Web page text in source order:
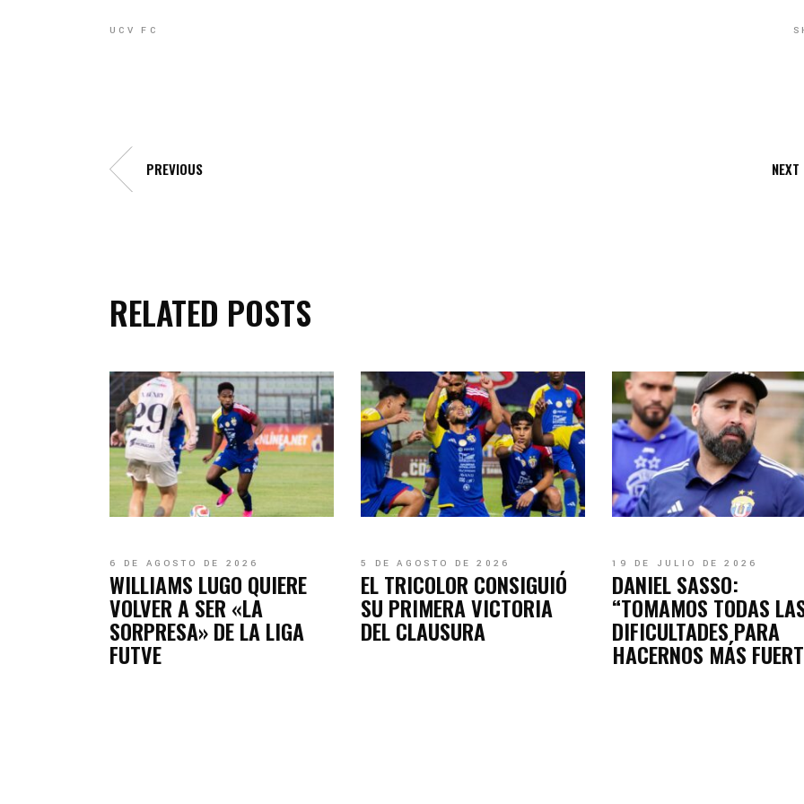
UCV FC
PREVIOUS NEXT
RELATED POSTS
6 DE AGOSTO DE 2026
WILLIAMS LUGO QUIERE
VOLVER A SER «LA
SORPRESA» DE LA LIGA
FUTVE
5 DE AGOSTO DE 2026
EL TRICOLOR CONSIGUIÓ
SU PRIMERA VICTORIA
DEL CLAUSURA
19 DE JULIO DE 2026
DANIEL SASSO:
“TOMAMOS TODAS
DIFICULTADES PARA
HACERNOS MÁS